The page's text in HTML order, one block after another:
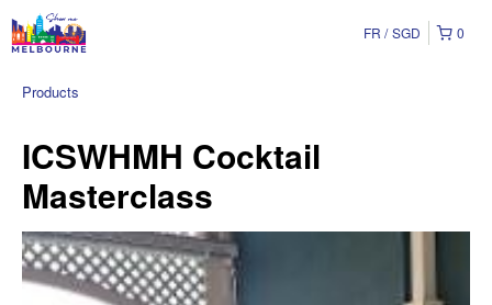
0
FR SGD
Products
ICSWHMH Cocktail
Masterclass